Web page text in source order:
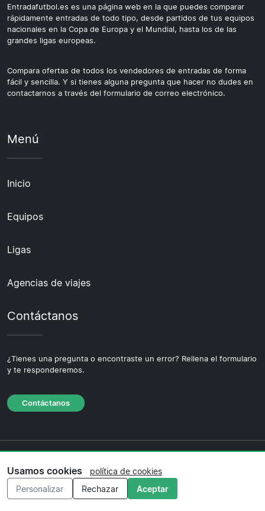
Entradafutbol.es es una página web en la que puedes comparar
rápidamente entradas de todo tipo, desde partidos de tus equipos
nacionales en la Copa de Europa y el Mundial, hasta los de las
grandes ligas europeas.
Compara ofertas de todos los vendedores de entradas de forma
fácil y sencilla. Y si tienes alguna pregunta que hacer no dudes en
contactarnos a través del formulario de correo electrónico.
Menú
Inicio
Equipos
Ligas
Agencias de viajes
Contáctanos
¿Tienes una pregunta o encontraste un error? Rellena el formulario
y te responderemos.
Contáctanos
·Contáctanos·Política de privacidad
cookies· Política editorial
Usamos cookies
política de cookies
Personalizar
Rechazar Aceptar